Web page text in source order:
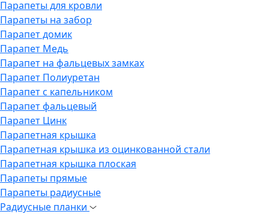
Парапеты для кровли
Парапеты на забор
Парапет домик
Парапет Медь
Парапет на фальцевых замках
Парапет Полиуретан
Парапет с капельником
Парапет фальцевый
Парапет Цинк
Парапетная крышка
Парапетная крышка из оцинкованной стали
Парапетная крышка плоская
Парапеты прямые
Парапеты радиусные
Радиусные планки